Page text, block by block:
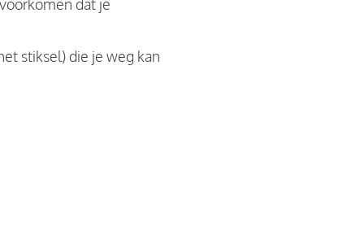
dat je
stiksel) die je weg kan